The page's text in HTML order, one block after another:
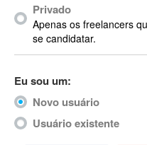
Acrobat X
Acronis
ACT
Actimize
ActionScript
ActionScript 3
Privado
Apenas os freelancers
se candidatar.
Eu sou um:
Novo usuário
Usuário existente